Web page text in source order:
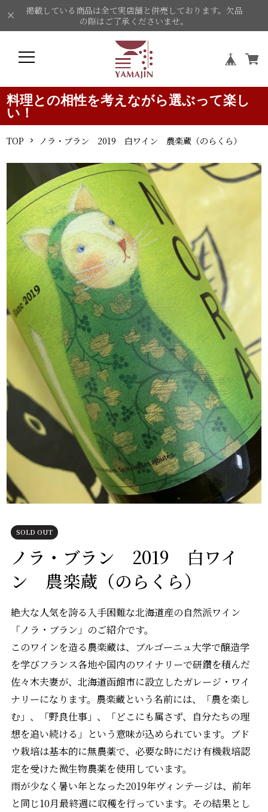
掲載している商品は全て実店舗と併売しております。欠品
の際はご了承くださいませ。
料理との相性を考えながら選ぶって楽し
い！
TOP ノラ・ブラン 2019 白ワイン 農楽蔵（のらくら）
SOLD OUT
ノラ・ブラン 2019 白ワイ
ン 農楽蔵（のらくら）
絶大な人気を誇る入手困難な北海道産の自然派ワイン
「ノラ・ブラン」のご紹介です。
このワインを造る農楽蔵は、ブルゴーニュ大学で醸造学
を学びフランス各地や国内のワイナリーで研鑽を積んだ
佐々木夫妻が、北海道函館市に設立したガレージ・ワイ
ナリーになります。農楽蔵という名前には、「農を楽し
む」、「野良仕事」、「どこにも属さず、自分たちの理
想を追い続ける」という意味が込められています。ブド
ウ栽培は基本的に無農薬で、必要な時にだけ有機栽培認
定を受けた微生物農薬を使用しています。
雨が少なく暑い年となった2019年ヴィンテージは、前年
と同じ10月最終週に収穫を行っています。その結果とし